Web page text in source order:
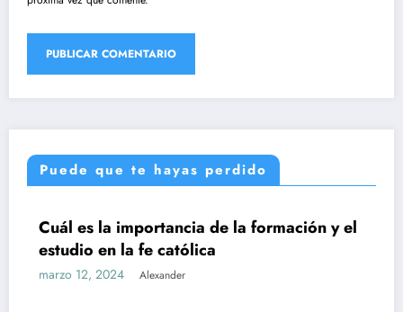
Puede que te hayas perdido
la formación y el
UNCATEGORIZED